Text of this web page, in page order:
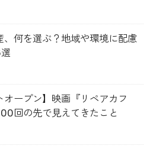
、何を選ぶ？地域や環境に配慮
オープン】映画『リペアカフ
回の先で見えてきたこと